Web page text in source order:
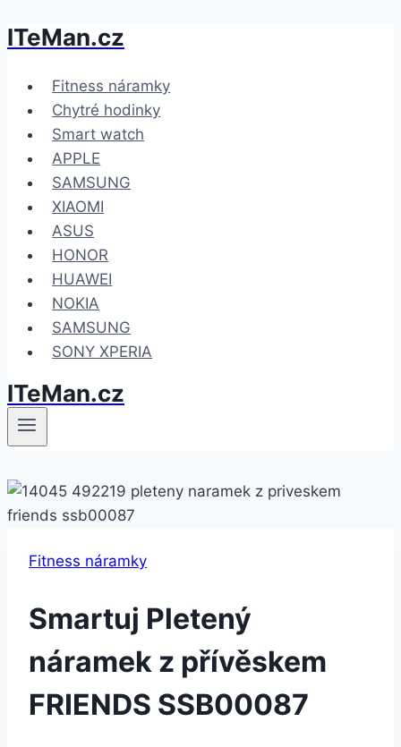
Přeskočit
obsah
ITeMan.cz
Fitness náramky
Chytré hodinky
Smart watch
APPLE
SAMSUNG
XIAOMI
ASUS
HONOR
HUAWEI
NOKIA
SAMSUNG
SONY XPERIA
ITeMan.cz
Fitness náramky
Smartuj Pletený
náramek z přívěskem
FRIENDS SSB00087